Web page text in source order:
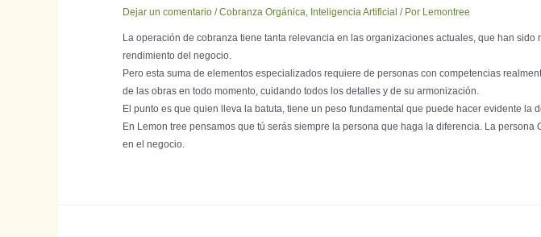
Dejar un comentario /Cobranza Orgánica, Inteligencia Artificial / Por Lemontree
La operación de cobranza tiene tanta relevancia en las organizaciones actuales, que han
rendimiento del negocio.
Pero esta suma de elementos especializados requiere de personas con competencias
de las obras en todo momento, cuidando todos los detalles y de su armonización.
El punto es que quien lleva la batuta, tiene un peso fundamental que puede hacer evidente
En Lemon tree pensamos que tú serás siempre la persona que haga la diferencia. La
en el negocio.